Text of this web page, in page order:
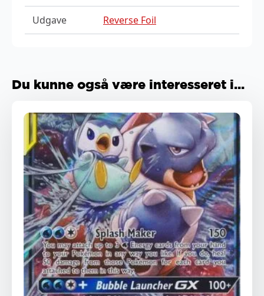
Udgave Reverse Foil
Du kunne også være interesseret i...